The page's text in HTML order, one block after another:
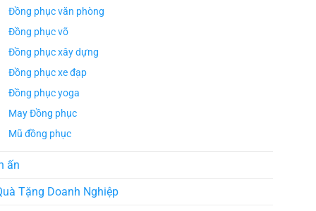
Đồng phục văn phòng
Đồng phục võ
Đồng phục xây dựng
Đồng phục xe đạp
Đồng phục yoga
May Đồng phục
Mũ đồng phục
ấn
Tặng Doanh Nghiệp